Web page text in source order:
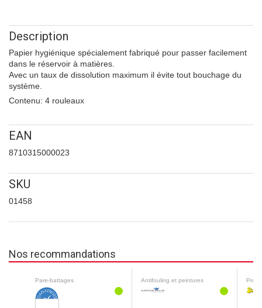
Description
Papier hygiénique spécialement fabriqué pour passer facilement
dans le réservoir à matières.
Avec un taux de dissolution maximum il évite tout bouchage du
système.
Contenu: 4 rouleaux
EAN
8710315000023
SKU
01458
Nos recommandations
Pare-battages Antifouling et peintures